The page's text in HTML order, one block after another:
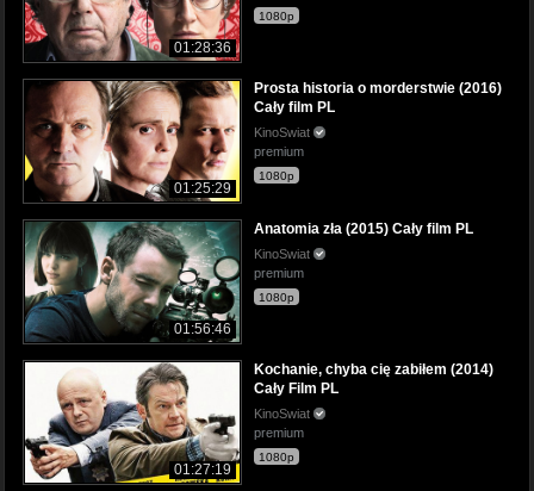
01:28:36
1080p
01:25:29
Prosta historia o morderstwie (2016)
Cały film PL
KinoSwiat
premium
1080p
01:56:46
Anatomia zła (2015) Cały film PL
KinoSwiat
premium
1080p
01:27:19
Kochanie, chyba cię zabiłem (2014)
Cały Film PL
KinoSwiat
premium
1080p